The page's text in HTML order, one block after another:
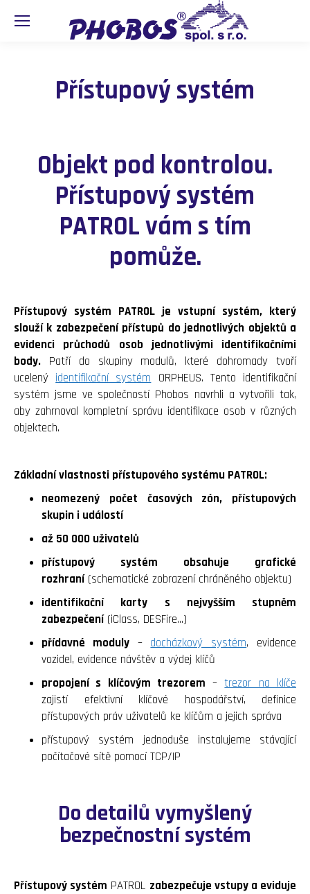
Přístupový systém
Objekt pod kontrolou.
Přístupový systém
PATROL vám s tím
pomůže.
Přístupový systém PATROL je vstupní systém, který
slouží k zabezpečení přístupů do jednotlivých objektů a
evidenci průchodů osob jednotlivými identifikačními
body. Patří do skupiny modulů, které dohromady tvoří
ucelený identifikační systém ORPHEUS. Tento identifikační
systém jsme ve společností Phobos navrhli a vytvořili tak,
aby zahrnoval kompletní správu identifikace osob v různých
objektech.
Základní vlastnosti přístupového systému PATROL:
neomezený počet časových zón, přístupových
skupin i událostí
až 50 000 uživatelů
přístupový systém obsahuje grafické
rozhraní(schematické zobrazení chráněného objektu)
identifikační karty s nejvyšším stupněm
zabezpečení(iClass, DESFire…)
přídavné moduly– docházkový systém, evidence
vozidel, evidence návštěv a výdej klíčů
propojení s klíčovým trezorem –trezor na klíče
zajistí efektivní klíčové hospodářství, definice
přístupových práv uživatelů ke klíčům a jejich správa
přístupový systém jednoduše instalujeme stávající
počítačové sítě pomocí TCP/IP
Do detailů vymyšlený
bezpečnostní systém
Přístupový systém PATROL zabezpečuje vstupy a eviduje